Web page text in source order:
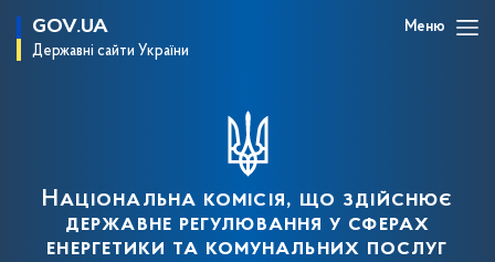
GOV.UA
Державні сайти України
Меню
Національна комісія, що здійснює
державне регулювання у сферах
енергетики та комунальних послуг